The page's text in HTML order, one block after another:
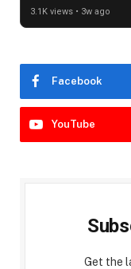
3.1K views • 3w ago
Facebook
YouTube
Get the